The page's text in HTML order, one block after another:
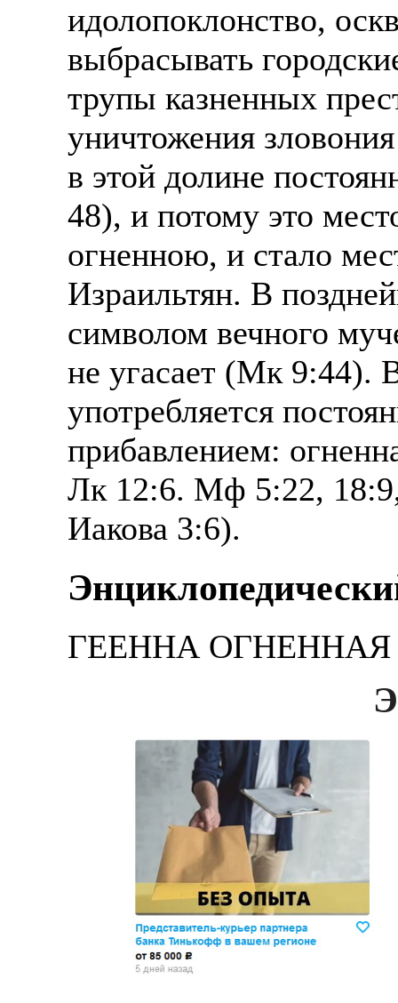
идолопоклонство,
выбрасывать
трупы казненных
уничтожения
в этой долине
48), и потому это
огненною, и стало
Израильтян. В
символом вечного
не угасает (Мк 9:44).
употребляется
прибавлением:
Лк 12:6. Мф 5:22,
Иакова 3:6).
ГЕЕННА